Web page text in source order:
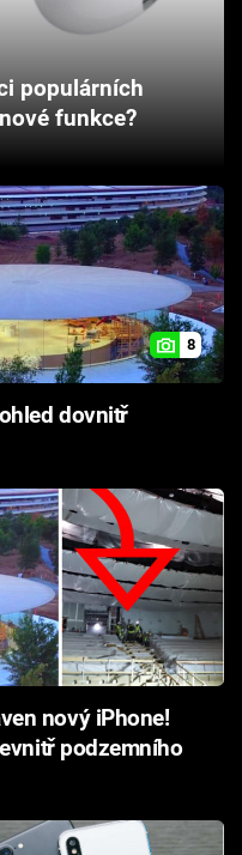
populárních
funkce?
8
dovnitř
nový iPhone!
podzemního